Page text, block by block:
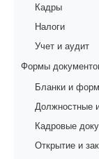
Кадры
Налоги
Учет и аудит
Формы
Бланки и
Должностные
Кадровые
Открытие и